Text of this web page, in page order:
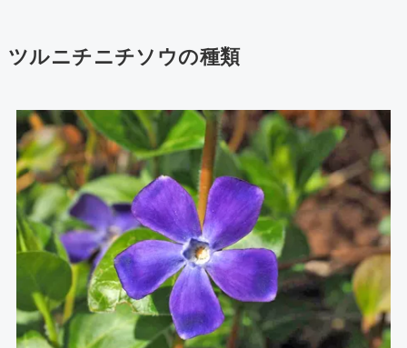
ツルニチニチソウの種類